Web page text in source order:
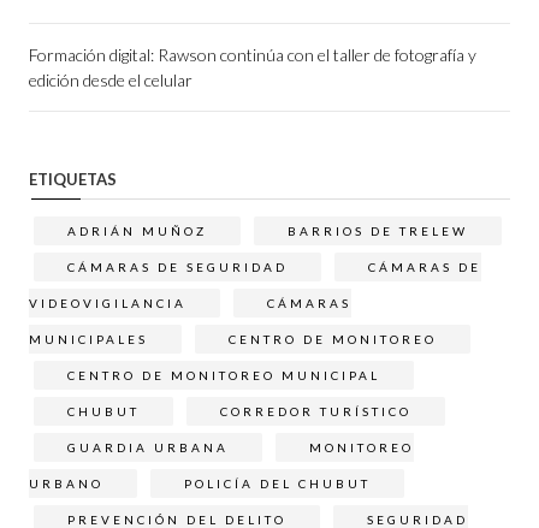
Formación digital: Rawson continúa con el taller de fotografía y
edición desde el celular
ETIQUETAS
ADRIÁN MUÑOZ BARRIOS DE TRELEW
CÁMARAS DE SEGURIDAD CÁMARAS DE
VIDEOVIGILANCIA CÁMARAS
MUNICIPALES CENTRO DE MONITOREO
CENTRO DE MONITOREO MUNICIPAL
CHUBUT CORREDOR TURÍSTICO
GUARDIA URBANA MONITOREO
URBANO POLICÍA DEL CHUBUT
PREVENCIÓN DEL DELITO SEGURIDAD